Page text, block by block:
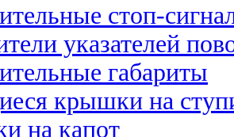
стоп-
указателей
габариты
крышки на
на капот